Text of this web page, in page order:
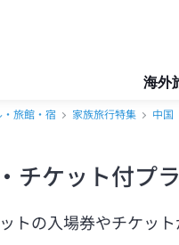
海外
・旅館・宿 家族旅行特集 中国
チケット付プ
トの入場券やチケット